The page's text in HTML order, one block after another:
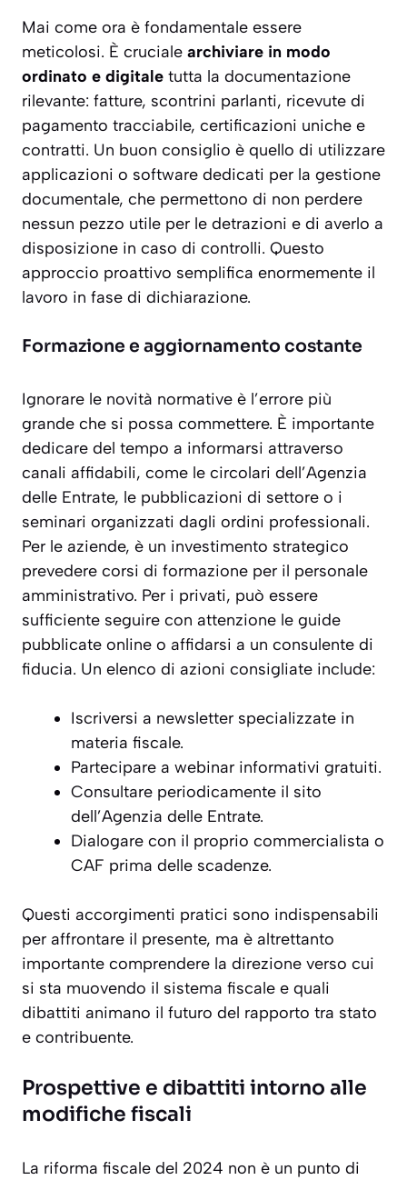
Mai come ora è fondamentale essere
meticolosi. È cruciale archiviare in modo
ordinato e digitale tutta la documentazione
rilevante: fatture, scontrini parlanti, ricevute di
pagamento tracciabile, certificazioni uniche e
contratti. Un buon consiglio è quello di utilizzare
applicazioni o software dedicati per la gestione
documentale, che permettono di non perdere
nessun pezzo utile per le detrazioni e di averlo a
disposizione in caso di controlli. Questo
approccio proattivo semplifica enormemente il
lavoro in fase di dichiarazione.
Formazione e aggiornamento costante
Ignorare le novità normative è l’errore più
grande che si possa commettere. È importante
dedicare del tempo a informarsi attraverso
canali affidabili, come le circolari dell’Agenzia
delle Entrate, le pubblicazioni di settore o i
seminari organizzati dagli ordini professionali.
Per le aziende, è un investimento strategico
prevedere corsi di formazione per il personale
amministrativo. Per i privati, può essere
sufficiente seguire con attenzione le guide
pubblicate online o affidarsi a un consulente di
fiducia. Un elenco di azioni consigliate include:
Iscriversi a newsletter specializzate in
materia fiscale.
Partecipare a webinar informativi gratuiti.
Consultare periodicamente il sito
dell’Agenzia delle Entrate.
Dialogare con il proprio commercialista o
CAF prima delle scadenze.
Questi accorgimenti pratici sono indispensabili
per affrontare il presente, ma è altrettanto
importante comprendere la direzione verso cui
si sta muovendo il sistema fiscale e quali
dibattiti animano il futuro del rapporto tra stato
e contribuente.
Prospettive e dibattiti intorno alle
modifiche fiscali
La riforma fiscale del 2024 non è un punto di